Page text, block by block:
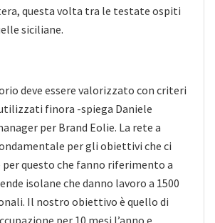
questa volta tra le testate ospiti
siciliane.
deve essere valorizzato con criteri
finora -spiega Daniele
per Brand Eolie. La rete a
per gli obiettivi che ci
per questo che fanno riferimento a
isolane che danno lavoro a 1500
Il nostro obiettivo è quello di